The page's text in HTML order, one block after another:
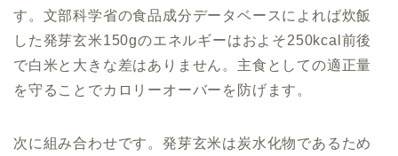
す。文部科学省の食品成分データベースによれば炊飯
した発芽玄米150gのエネルギーはおよそ250kcal前後
で白米と大きな差はありません。主食としての適正量
を守ることでカロリーオーバーを防げます。
次に組み合わせです。発芽玄米は炭水化物であるため